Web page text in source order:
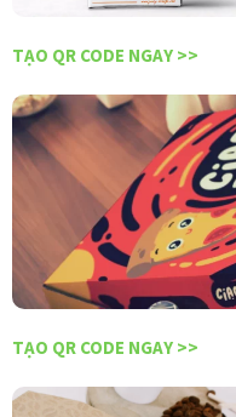
TẠO QR CODE NGAY >>
TẠO QR CODE NGAY >>